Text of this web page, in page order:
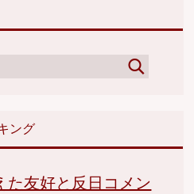
ング
た友好と反日コメン